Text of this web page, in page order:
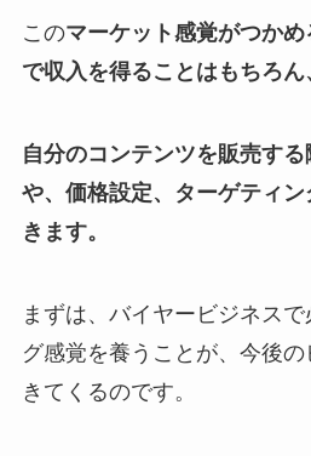
このマーケット感覚がつか
で収入を得ることはもちろん
自分のコンテンツを販売す
や、価格設定、ターゲティ
きます。
まずは、バイヤービジネス
グ感覚を養うことが、今後
きてくるのです。